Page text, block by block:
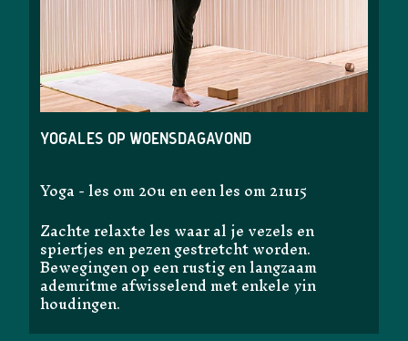
Yogales op woensdagavond
Yoga - les om 20u en een les om 21u15
Zachte relaxte les waar al je vezels en
spiertjes en pezen gestretcht worden.
Bewegingen op een rustig en langzaam
ademritme afwisselend met enkele yin
houdingen.